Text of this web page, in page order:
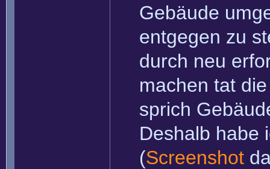
Gebäude
entgegen zu
durch neu
machen tat
sprich
Deshalb habe
(Screenshot